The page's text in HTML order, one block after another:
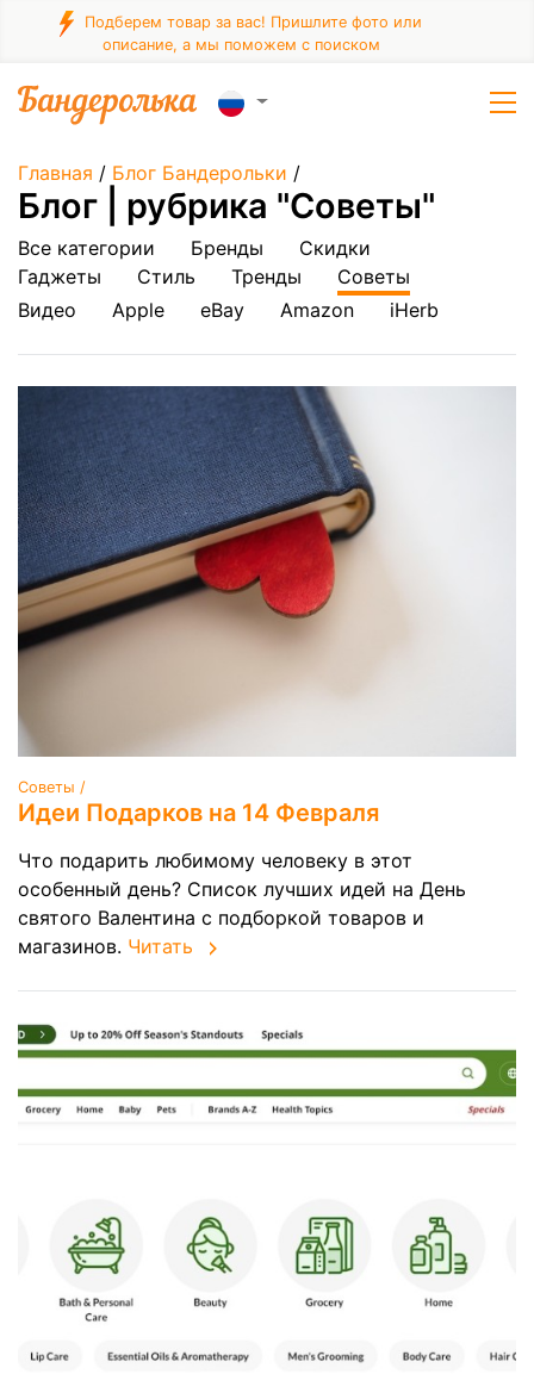
Подберем товар за вас! Пришлите фото или
описание, а мы поможем с поиском
Главная / Блог Бандерольки /
Блог | рубрика "Советы"
Все категории Бренды
Скидки
Гаджеты
Стиль Тренды
Советы
Видео
Apple eBay Amazon iHerb
Советы /
Идеи Подарков на 14 Февраля
Что подарить любимому человеку в этот
особенный день? Список лучших идей на День
святого Валентина с подборкой товаров и
магазинов. Читать